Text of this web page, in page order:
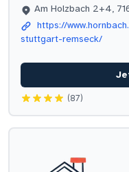
Am Holzbach 2+4,
https://
stuttgart-remseck/
(87)